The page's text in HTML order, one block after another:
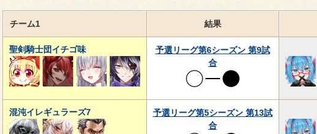
チーム1 結果
聖剣騎士団イチゴ味
予選リーグ第6シーズン 第9試
合
混沌イレギュラーズ7
予選リーグ第5シーズン 第13試
合